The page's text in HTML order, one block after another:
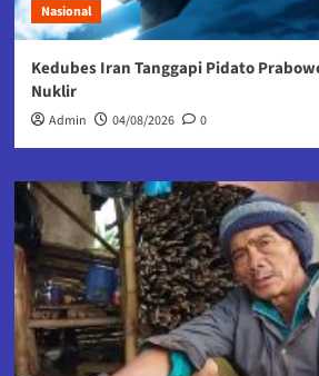
Nasional
Kedubes Iran Tanggapi Pidato
Nuklir
Admin 04/08/2026 0